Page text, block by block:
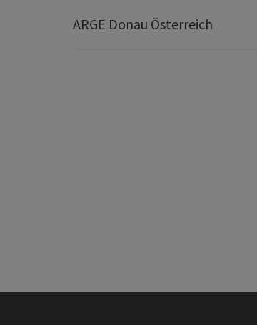
ARGE Donau Österreich